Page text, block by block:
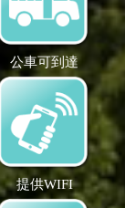
公車可到達
提供WIFI